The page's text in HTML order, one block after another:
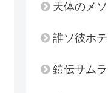
天体のメ
誰ソ彼ホ
鎧伝サム